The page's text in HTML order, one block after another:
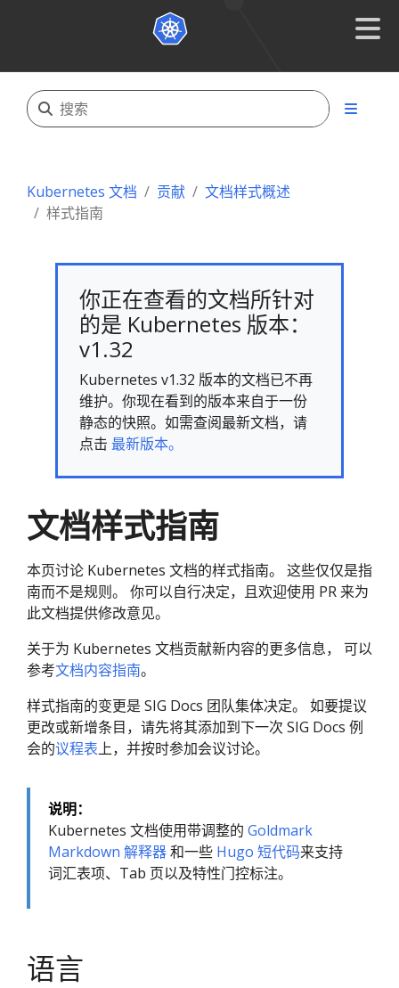
Kubernetes 文档 贡献
文档样式概述
样式指南
你正在查看的文档所针对
的是 Kubernetes 版本：
v1.32
Kubernetes v1.32 版本的文档已不再
维护。你现在看到的版本来自于一份
静态的快照。如需查阅最新文档，请
点击 最新版本。
文档样式指南
本页讨论 Kubernetes 文档的样式指南。 这些仅仅是指
南而不是规则。 你可以自行决定，且欢迎使用 PR 来为
此文档提供修改意见。
关于为 Kubernetes 文档贡献新内容的更多信息， 可以
参考文档内容指南。
样式指南的变更是 SIG Docs 团队集体决定。 如要提议
更改或新增条目，请先将其添加到下一次 SIG Docs 例
会的议程表上，并按时参加会议讨论。
说明：
Kubernetes 文档使用带调整的 Goldmark
Markdown 解释器和一些 Hugo 短代码来支持
词汇表项、Tab 页以及特性门控标注。
语言